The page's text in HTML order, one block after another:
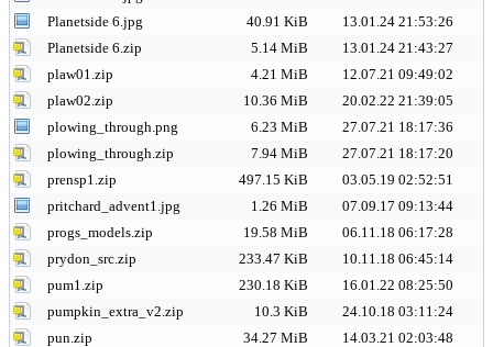
Planetside 6.jpg
40.91 KiB
13.01.24 21:53:26
Planetside 6.zip
5.14 MiB
13.01.24 21:43:27
plaw01.zip
4.21 MiB
12.07.21 09:49:02
plaw02.zip
10.36 MiB
20.02.22 21:39:05
plowing_through.png
6.23 MiB
27.07.21 18:17:36
plowing_through.zip
7.94 MiB
27.07.21 18:17:20
prensp1.zip
497.15 KiB
03.05.19 02:52:51
pritchard_advent1.jpg
1.26 MiB
07.09.17 09:13:44
progs_models.zip
19.58 MiB
06.11.18 06:17:28
prydon_src.zip
233.47 KiB
10.11.18 06:45:14
pum1.zip
230.18 KiB
16.01.22 08:25:50
pumpkin_extra_v2.zip
10.3 KiB
24.10.18 03:11:24
pun.zip
34.27 MiB
14.03.21 02:03:48